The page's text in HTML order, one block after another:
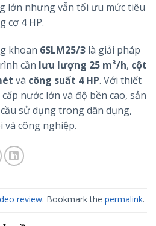
lớn nhưng vẫn tối ưu mức tiêu
cơ 4 HP.
khoan 6SLM25/3 là giải pháp
cần lưu lượng 25 m³/h, cột
và công suất 4 HP. Với thiết
nước lớn và độ bền cao, sản
sử dụng trong dân dụng,
và công nghiệp.
review. Bookmark the permalink.